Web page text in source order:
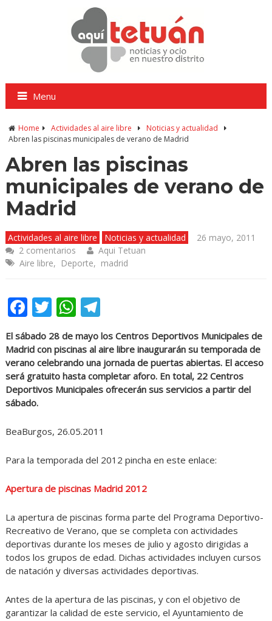
Menu
Home Actividades al aire libre
Noticias y actualidad
Abren las piscinas municipales de verano de Madrid
Abren las piscinas
municipales de verano de
Madrid
Actividades al aire libre Noticias y actualidad
26 mayo, 2011
2 comentarios
Aqui Tetuan
Aire libre, Deporte, madrid
Facebook
Twitter
WhatsApp
Telegram
El sábado 28 de mayo los Centros Deportivos Municipales de
Madrid con piscinas al aire libre inaugurarán su temporada de
verano celebrando una jornada de puertas abiertas. El acceso
será gratuito hasta completar aforo. En total, 22 Centros
Deportivos Municipales ofrecerán sus servicios a partir del
sábado.
BeaBurgos, 26.05.2011
Para la temporada del 2012 pincha en este enlace:
Apertura de piscinas Madrid 2012
La apertura de piscinas forma parte del Programa Deportivo-
Recreativo de Verano, que se completa con actividades
deportivas durante los meses de julio y agosto dirigidas a
todos los grupos de edad. Dichas actividades incluyen cursos
de natación y diversas actividades deportivas.
Antes de la apertura de las piscinas, y con el objetivo de
garantizar la calidad de este servicio, el Ayuntamiento de